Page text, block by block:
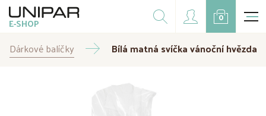
E-SHOP
Dárkové balíčky
Doplňky
Na přání
CZK EUR
0
Dárkové balíčky Bílá matná svíčka vánoční hvězda